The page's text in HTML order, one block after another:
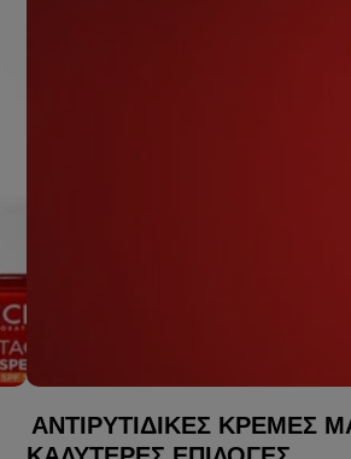
ΑΝΤΙΡΥΤΙΔΙΚΈΣ ΚΡΈΜΕΣ